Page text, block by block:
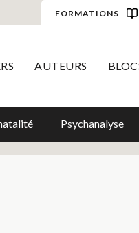
FORMATIONS
AUTEURS
Psychanalyse